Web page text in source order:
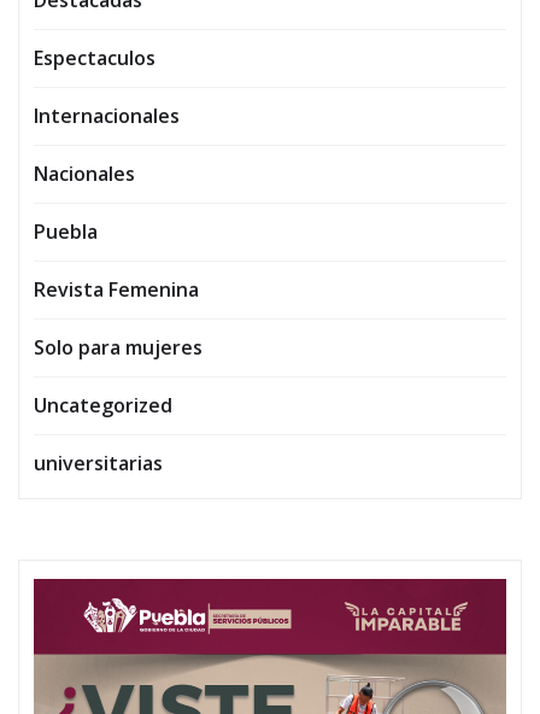
Espectaculos
Internacionales
Nacionales
Puebla
Revista Femenina
Solo para mujeres
Uncategorized
universitarias